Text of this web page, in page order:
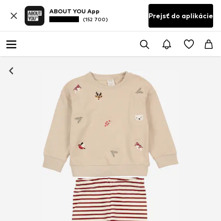
ABOUT YOU App
(152 700) Prejsť do aplikácie